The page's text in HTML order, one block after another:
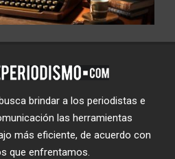
brindar a los periodistas e
las herramientas
más eficiente, de acuerdo con
que enfrentamos.